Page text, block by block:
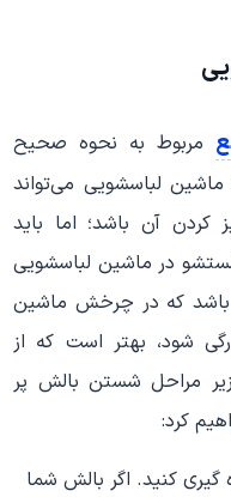
مربوط به نحوه صحیح
لباسشویی می‌تواند
آن باشد؛ اما باید
در ماشین لباسشویی
باشد که در چرخش ماشین
شود، بهتر است که از
مراحل شستن بالش پر
کرد:
گیری کنید. اگر بالش شما